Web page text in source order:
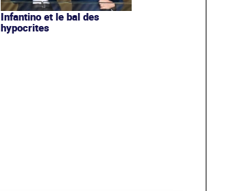
Infantino et le bal des
hypocrites